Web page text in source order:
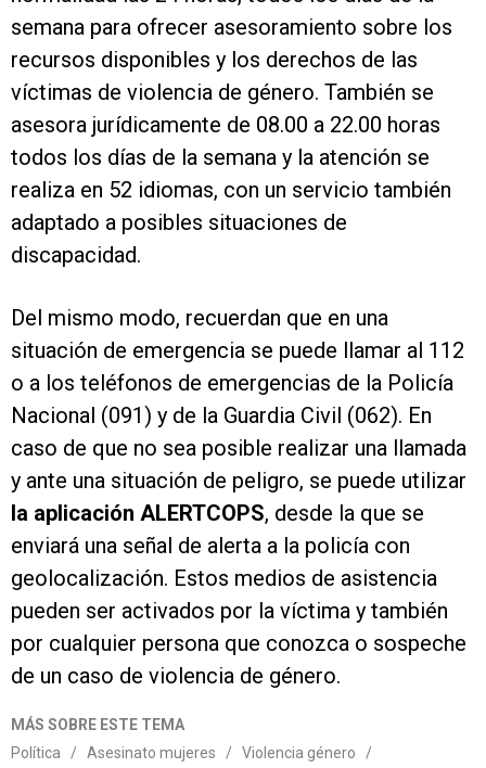
semana para ofrecer asesoramiento sobre los
recursos disponibles y los derechos de las
víctimas de violencia de género. También se
asesora jurídicamente de 08.00 a 22.00 horas
todos los días de la semana y la atención se
realiza en 52 idiomas, con un servicio también
adaptado a posibles situaciones de
discapacidad.
Del mismo modo, recuerdan que en una
situación de emergencia se puede llamar al 112
o a los teléfonos de emergencias de la Policía
Nacional (091) y de la Guardia Civil (062). En
caso de que no sea posible realizar una llamada
y ante una situación de peligro, se puede utilizar
la aplicación ALERTCOPS, desde la que se
enviará una señal de alerta a la policía con
geolocalización. Estos medios de asistencia
pueden ser activados por la víctima y también
por cualquier persona que conozca o sospeche
de un caso de violencia de género.
MÁS SOBRE ESTE TEMA
Política
/ Asesinato mujeres / Violencia género
/